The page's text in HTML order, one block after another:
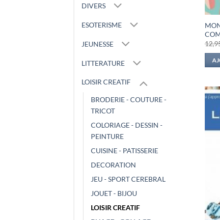
DIVERS
ESOTERISME
JEUNESSE
LITTERATURE
LOISIR CREATIF
BRODERIE - COUTURE -
TRICOT
COLORIAGE - DESSIN -
PEINTURE
CUISINE - PATISSERIE
DECORATION
JEU - SPORT CEREBRAL
JOUET - BIJOU
LOISIR CREATIF